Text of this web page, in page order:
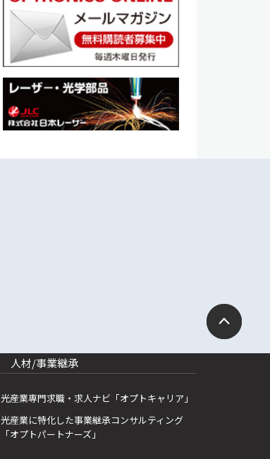
人材/事業継承
光産業専門求職・求人ナビ「オプトキャリア」
光産業に特化した事業継承コンサルティング
「オプトパートナーズ」